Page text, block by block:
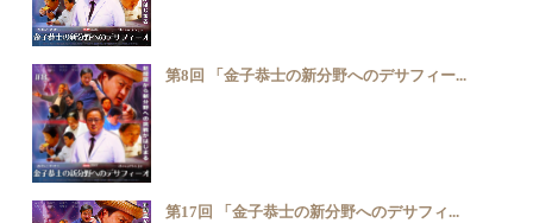
第8回 「金子恭士の新分野へのデサフィー...
第17回 「金子恭士の新分野へのデサフィ...